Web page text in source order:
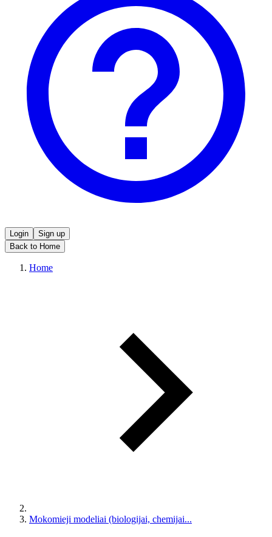
Login
Sign up
Back to Home
Home
Mokomieji modeliai (biologijai, chemijai...